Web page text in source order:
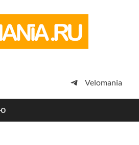
просто
Velomania